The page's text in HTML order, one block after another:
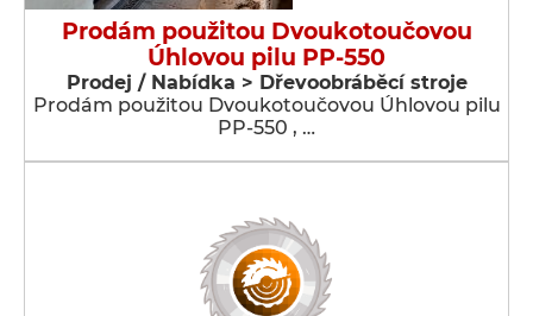
Prodám použitou Dvoukotoučovou
Úhlovou pilu PP-550
Prodej / Nabídka > Dřevoobráběcí stroje
Prodám použitou Dvoukotoučovou Úhlovou pilu
PP-550 , …